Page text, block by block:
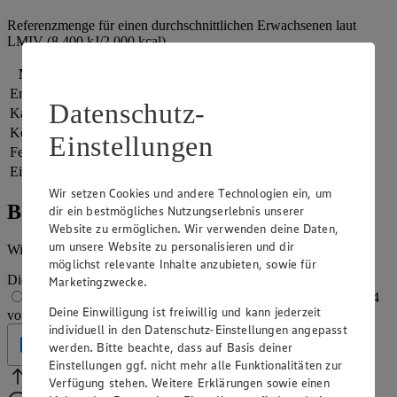
Referenzmenge für einen durchschnittlichen Erwachsenen laut
LMIV (8.400 kJ/2.000 kcal).
Nährwerte
Energie
Kalorien
410 kcal (20 %)
Kohlenhydrate
Fett
32 g
Eiweiß
Bewertung
Wie hat es dir geschmeckt?
Die Bewertung wird automatisch gespeichert
4
von 5 Sternen
5 von 5 Sternen
Geprüft
Bitte Pfeile benutzen
Vielen Dank für deine Bewertung.
Datenschutz-
Einstellungen
Wir setzen Cookies und andere Technologien ein, um
dir ein bestmögliches Nutzungserlebnis unserer
Website zu ermöglichen. Wir verwenden deine Daten,
um unsere Website zu personalisieren und dir
möglichst relevante Inhalte anzubieten, sowie für
Marketingzwecke.
Deine Einwilligung ist freiwillig und kann jederzeit
individuell in den Datenschutz-Einstellungen angepasst
werden. Bitte beachte, dass auf Basis deiner
Einstellungen ggf. nicht mehr alle Funktionalitäten zur
Verfügung stehen. Weitere Erklärungen sowie einen